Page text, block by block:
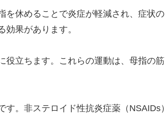
を休めることで炎症が軽減され、症状の
果があります。
役立ちます。これらの運動は、母指の筋
。非ステロイド性抗炎症薬（NSAIDs）